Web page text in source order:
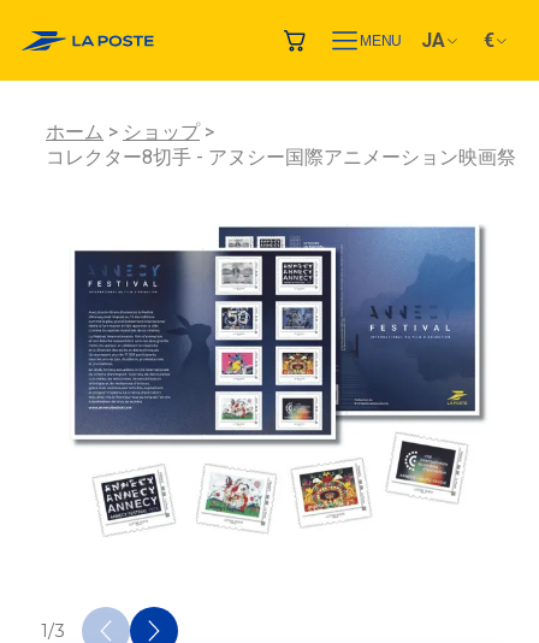
MENU JA €
ホーム
ショップ
コレクター8切手 - アヌシー国際アニメーション映画祭
1/3